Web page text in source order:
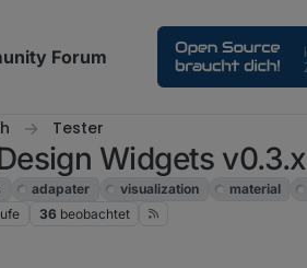
Forum
Tester
Widgets v0.3.x
adapater visualization material
36 beobachtet